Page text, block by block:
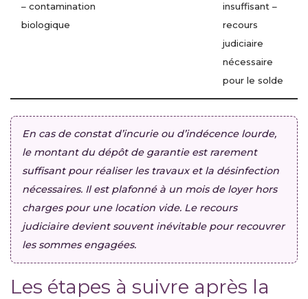
– contamination
biologique
insuffisant –
recours
judiciaire
nécessaire
pour le solde
En cas de constat d’incurie ou d’indécence lourde,
le montant du dépôt de garantie est rarement
suffisant pour réaliser les travaux et la désinfection
nécessaires. Il est plafonné à un mois de loyer hors
charges pour une location vide. Le recours
judiciaire devient souvent inévitable pour recouvrer
les sommes engagées.
Les étapes à suivre après la